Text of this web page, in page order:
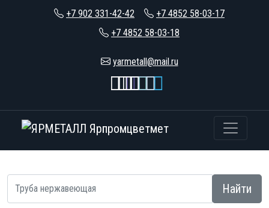
+7 902 331-42-42
+7 4852 58-03-17
+7 4852 58-03-18
yarmetall@mail.ru
Найти